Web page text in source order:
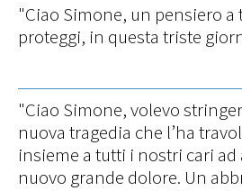
"Ciao Simone, un pensiero a
proteggi, in questa triste
"Ciao Simone, volevo
nuova tragedia che l’ha
insieme a tutti i nostri cari
nuovo grande dolore. Un